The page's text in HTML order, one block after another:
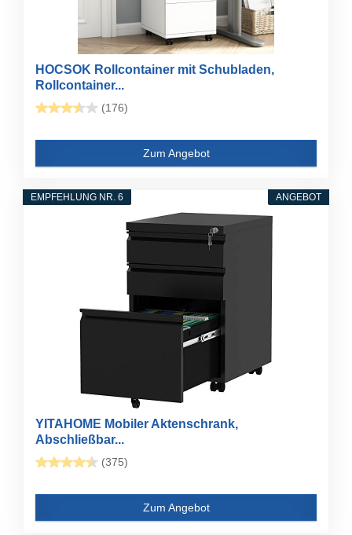
HOCSOK Rollcontainer mit Schubladen,
Rollcontainer...
(176)
Zum Angebot
ANGEBOT
EMPFEHLUNG NR. 6
YITAHOME Mobiler Aktenschrank,
Abschließbar...
(375)
Zum Angebot